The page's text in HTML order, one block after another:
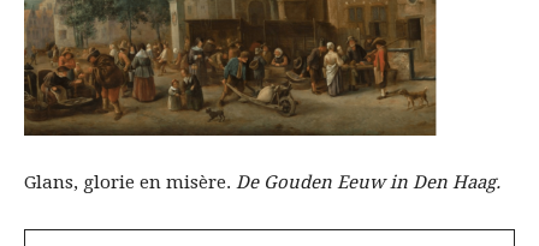
Glans, glorie en misère. De Gouden Eeuw in Den Haag.